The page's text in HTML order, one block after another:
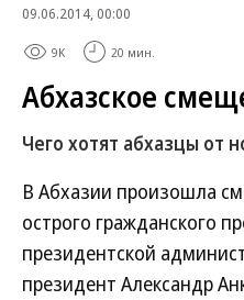
09.06.2014, 00:00
9K 20 мин.
Абхазское
Чего хотят абхазцы от
В Абхазии произошла
острого гражданского
президентской
президент Александр